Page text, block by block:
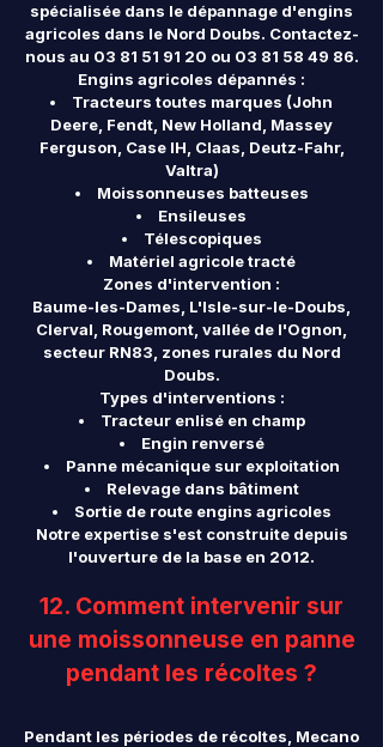
spécialisée dans le dépannage d'engins
agricoles dans le Nord Doubs. Contactez-
nous au 03 81 51 91 20 ou 03 81 58 49 86.
Engins agricoles dépannés :
Tracteurs toutes marques (John
Deere, Fendt, New Holland, Massey
Ferguson, Case IH, Claas, Deutz-Fahr,
Valtra)
Moissonneuses batteuses
Ensileuses
Télescopiques
Matériel agricole tracté
Zones d'intervention :
Baume-les-Dames, L'Isle-sur-le-Doubs,
Clerval, Rougemont, vallée de l'Ognon,
secteur RN83, zones rurales du Nord
Doubs.
Types d'interventions :
Tracteur enlisé en champ
Engin renversé
Panne mécanique sur exploitation
Relevage dans bâtiment
Sortie de route engins agricoles
Notre expertise s'est construite depuis
l'ouverture de la base en 2012.
12. Comment intervenir sur
une moissonneuse en panne
pendant les récoltes ?
Pendant les périodes de récoltes, Mecano